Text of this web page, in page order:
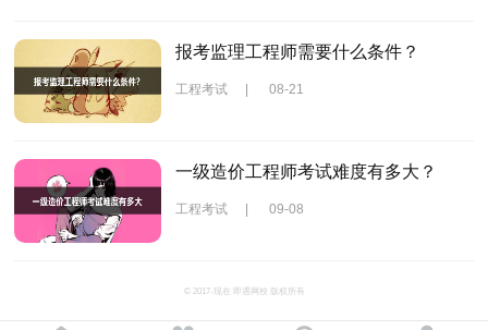
报考监理工程师需要什么条件？
工程考试 08-21
一级造价工程师考试难度有多大？
工程考试 09-08
© 2017-现在 即遇网校 版权所有